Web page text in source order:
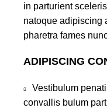
in parturient
natoque adipiscing
pharetra fames
ADIPISCING
Vestibulum
convallis bulum